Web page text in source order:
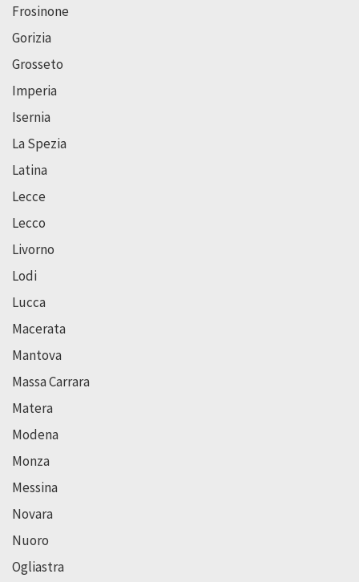
Frosinone
Gorizia
Grosseto
Imperia
Isernia
La Spezia
Latina
Lecce
Lecco
Livorno
Lodi
Lucca
Macerata
Mantova
Massa Carrara
Matera
Modena
Monza
Messina
Novara
Nuoro
Ogliastra